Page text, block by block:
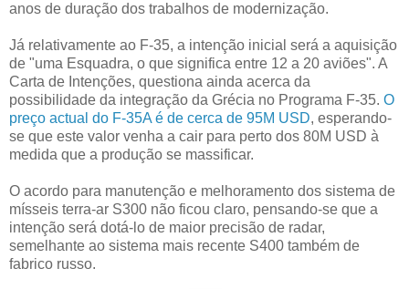
anos de duração dos trabalhos de modernização.
Já relativamente ao F-35, a intenção inicial será a aquisição
de "uma Esquadra, o que significa entre 12 a 20 aviões". A
Carta de Intenções, questiona ainda acerca da
possibilidade da integração da Grécia no Programa F-35. O
preço actual do F-35A é de cerca de 95M USD, esperando-
se que este valor venha a cair para perto dos 80M USD à
medida que a produção se massificar.
O acordo para manutenção e melhoramento dos sistema de
mísseis terra-ar S300 não ficou claro, pensando-se que a
intenção será dotá-lo de maior precisão de radar,
semelhante ao sistema mais recente S400 também de
fabrico russo.